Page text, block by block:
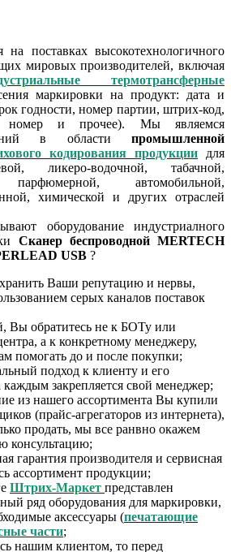
поставках высокотехнологичного
мировых производителей, включая
термотрансферные
маркировки на продукт: дата и
годности, номер партии, штрих-код,
номер и прочее). Мы являемся
в области промышленной
кодирования продукции для
ликеро-водочной, табачной,
парфюмерной, автомобильной,
химической и других отраслей
оборудование индустриалного
Сканер беспроводной MERTECH
USB ?
Ваши репутацию и нервы,
серых каналов поставок
Вы обратитесь не к БОТу или
а к конкретному менеджеру,
помогать до и после покупки;
подход к клиенту и его
каждым закрепляется свой менеджер;
из нашего ассортимента Вы купили
(прайс-агрегаторов из интернета),
продать, мы все ранвно окажем
консультацию;
гарантия производителя и сервисная
ассортимент продукции;
Штрих-Маркет представлен
ряд оборудования для маркировки,
аксессуары (печатающие
части;
нашим клиентом, то перед